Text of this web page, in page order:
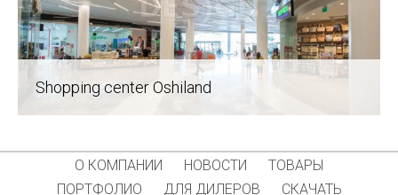
Shopping center Oshiland
О КОМПАНИИ НОВОСТИ
ТОВАРЫ
ПОРТФОЛИО
ДЛЯ ДИЛЕРОВ
СКАЧАТЬ